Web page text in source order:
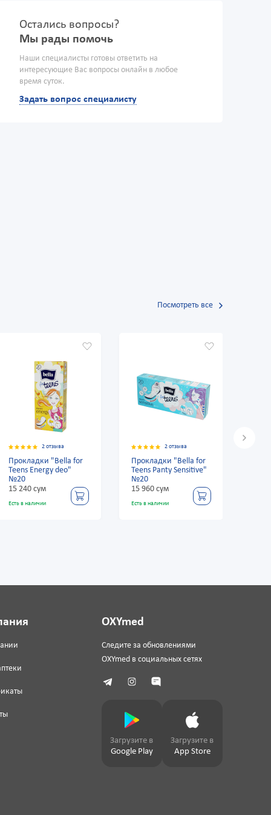
Остались вопросы?
Мы рады помочь
Наши специалисты готовы ответить на
интересующие Вас вопросы онлайн в любое
время суток.
Задать вопрос специалисту
Посмотреть все
2 отзыва
Прокладки "Bella for
Teens Energy deo"
№20
15 240 сум
Есть в наличии
2 отзыва
Прокладки "Bella for
Teens Panty Sensitive"
№20
15 960 сум
Есть в наличии
OXYmed
Следите за обновлениями
OXYmed в социальных сетях
Загрузите в
Google Play
Загрузите в
App Store